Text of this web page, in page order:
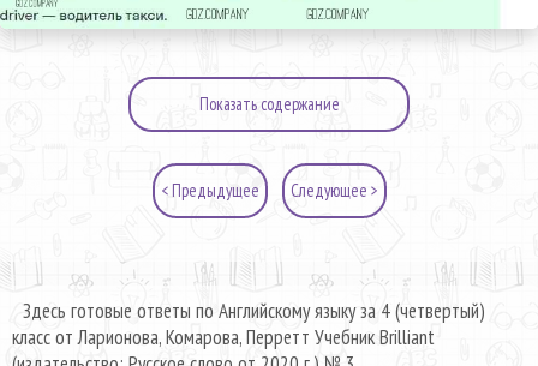
Показать содержание
< Предыдущее Следующее >
Здесь готовые ответы по Английскому языку за 4 (четвертый)
класс от Ларионова, Комарова, Перретт Учебник Brilliant